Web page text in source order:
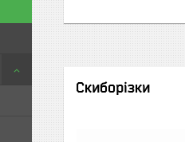
Скиборізки